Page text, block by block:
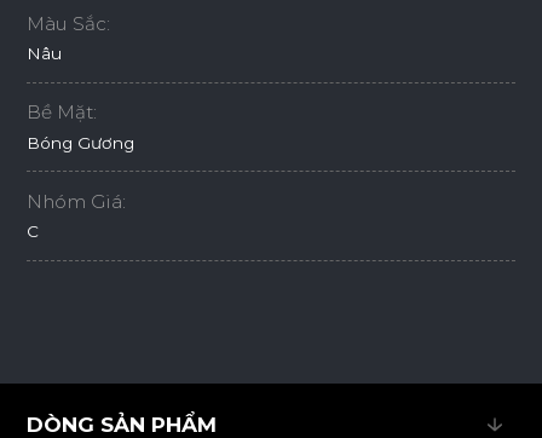
Màu Sắc:
Nâu
Bề Mặt:
Bóng Gương
Nhóm Giá:
C
DÒNG SẢN PHẨM